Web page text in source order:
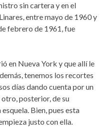
sin cartera y en el
entre mayo de 1960 y
febrero de 1961, fue
en Nueva York y que allí le
tenemos los recortes
días dando cuenta por un
posterior, de su
Bien, pues esta
justo con ella.